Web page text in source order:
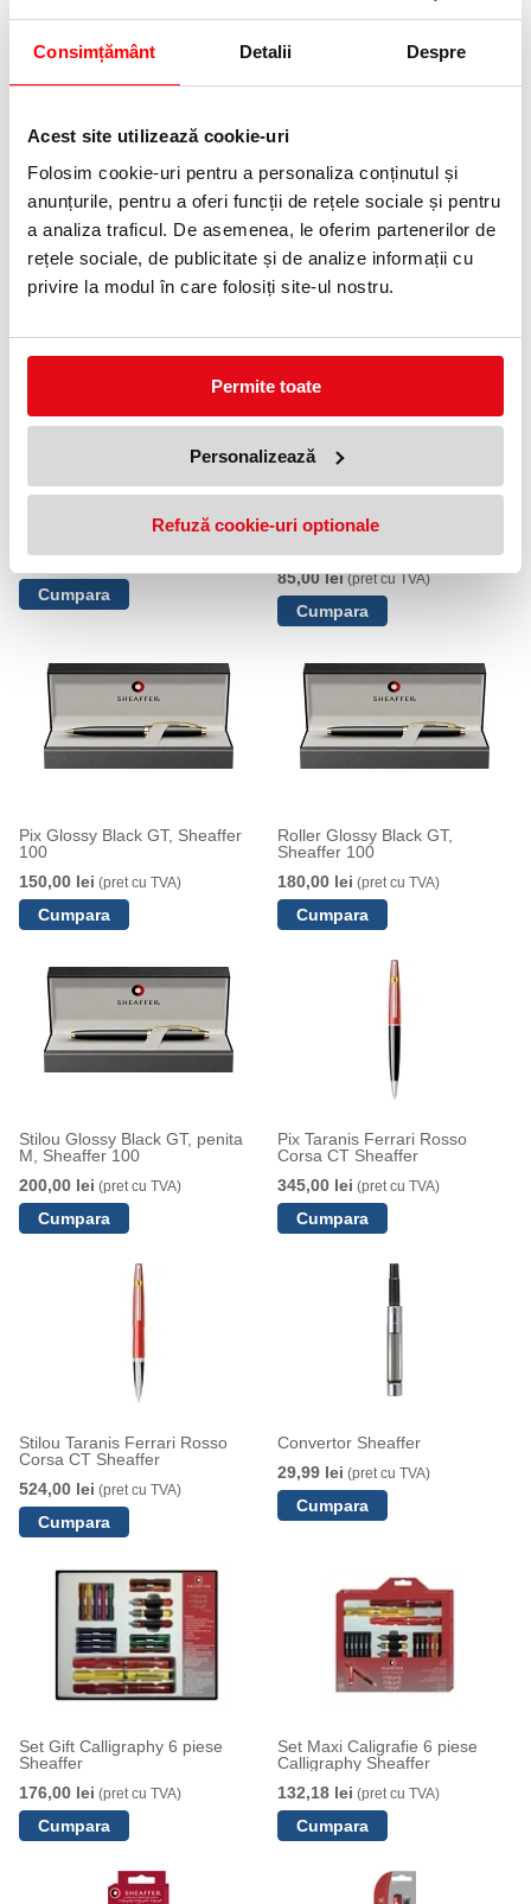
Consimțământ Detalii Despre
Acest site utilizează cookie-uri
Folosim cookie-uri pentru a personaliza conținutul și
anunțurile, pentru a oferi funcții de rețele sociale și pentru
a analiza traficul. De asemenea, le oferim partenerilor de
rețele sociale, de publicitate și de analize informații cu
privire la modul în care folosiți site-ul nostru.
Permite toate
Personalizează
Refuză cookie-uri optionale
Pix Medalist GT, 300, Sheaffer
180,00 lei(pret cu TVA)
Roller Medalist GT, 300,
Sheaffer
Stilou Medalist GT, 300, Sheaffer
260,00 lei
Stilou Neon Blue NT, VFM,
85,00 lei (pret cu TVA)
Pix Glossy Black GT, Sheaffer
100
150,00 lei (pret cu TVA)
Roller Glossy Black GT,
Sheaffer 100
180,00 lei (pret cu TVA)
Stilou Glossy Black GT, penita
M, Sheaffer 100
200,00 lei (pret cu TVA)
Pix Taranis Ferrari Rosso
Corsa CT Sheaffer
345,00 lei (pret cu TVA)
Stilou Taranis Ferrari Rosso
Corsa CT Sheaffer
524,00 lei (pret cu TVA)
Convertor Sheaffer
29,99 lei (pret cu TVA)
Set Gift Calligraphy 6 piese
Sheaffer
176,00 lei (pret cu TVA)
Set Maxi Caligrafie 6 piese
Calligraphy Sheaffer
132,18 lei (pret cu TVA)